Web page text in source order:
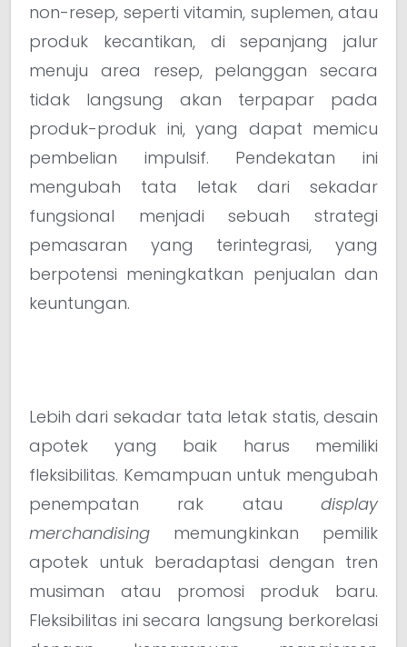
non-resep, seperti vitamin, suplemen, atau
produk kecantikan, di sepanjang jalur
menuju area resep, pelanggan secara
tidak langsung akan terpapar pada
produk-produk ini, yang dapat memicu
pembelian impulsif. Pendekatan ini
mengubah tata letak dari sekadar
fungsional menjadi sebuah strategi
pemasaran yang terintegrasi, yang
berpotensi meningkatkan penjualan dan
keuntungan.
Lebih dari sekadar tata letak statis, desain
apotek yang baik harus memiliki
fleksibilitas. Kemampuan untuk mengubah
penempatan rak atau display
merchandising memungkinkan pemilik
apotek untuk beradaptasi dengan tren
musiman atau promosi produk baru.
Fleksibilitas ini secara langsung berkorelasi